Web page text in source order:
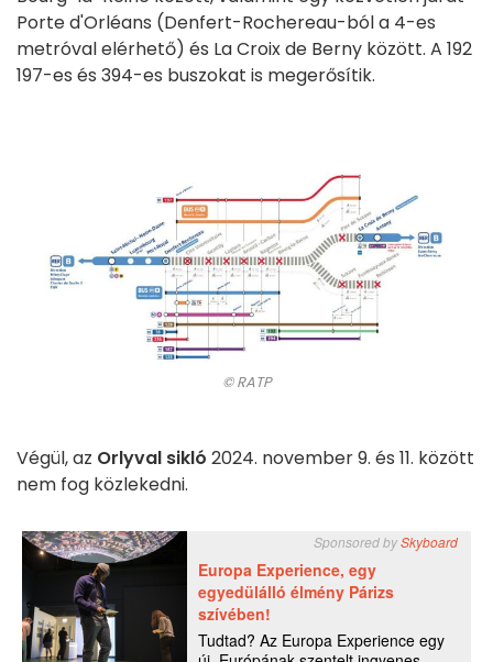
Porte d'Orléans (Denfert-Rochereau-ból a 4-es
metróval elérhető) és La Croix de Berny között. A 192
197-es és 394-es buszokat is megerősítik.
© RATP
Végül, az Orlyval sikló 2024. november 9. és 11. között
nem fog közlekedni.